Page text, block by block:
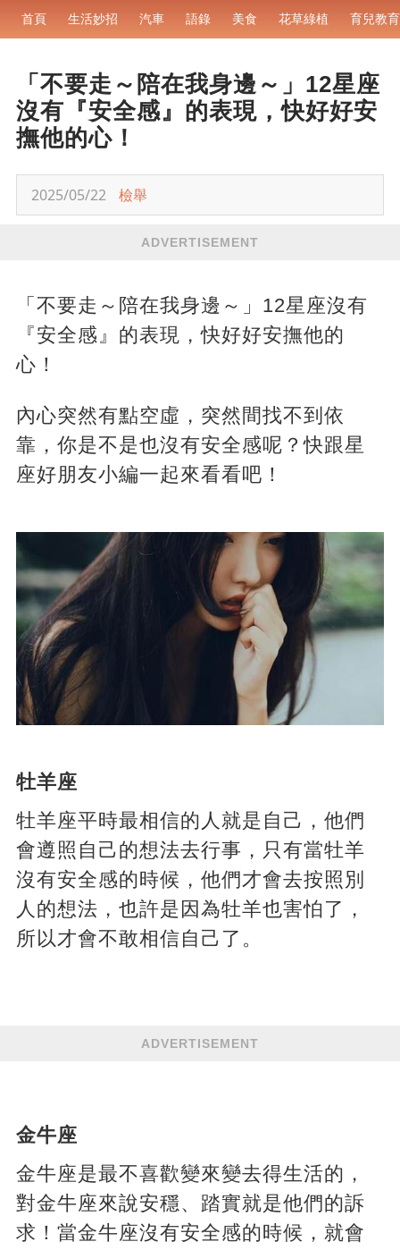
首頁 生活妙招 汽車 語錄 美食 花草綠植 育兒教育
「不要走～陪在我身邊～」12星座
沒有『安全感』的表現，快好好安
撫他的心！
2025/05/22 檢舉
ADVERTISEMENT
「不要走～陪在我身邊～」12星座沒有
『安全感』的表現，快好好安撫他的
心！
內心突然有點空虛，突然間找不到依
靠，你是不是也沒有安全感呢？快跟星
座好朋友小編一起來看看吧！
牡羊座
牡羊座平時最相信的人就是自己，他們
會遵照自己的想法去行事，只有當牡羊
沒有安全感的時候，他們才會去按照別
人的想法，也許是因為牡羊也害怕了，
所以才會不敢相信自己了。
ADVERTISEMENT
金牛座
金牛座是最不喜歡變來變去得生活的，
對金牛座來說安穩、踏實就是他們的訴
求！當金牛座沒有安全感的時候，就會